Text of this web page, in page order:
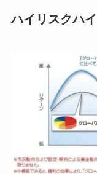
ハイリスクハ